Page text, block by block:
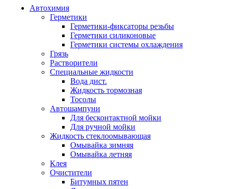
Автохимия
Герметики
Герметики-фиксаторы резьбы
Герметики силиконовые
Герметики системы охлаждения
Грязь
Растворители
Специальные жидкости
Вода дист.
Жидкость тормозная
Тосолы
Автошампуни
Для бесконтактной мойки
Для ручной мойки
Жидкость стеклоомывающая
Омывайка зимняя
Омывайка летняя
Клея
Очистители
Битумных пятен